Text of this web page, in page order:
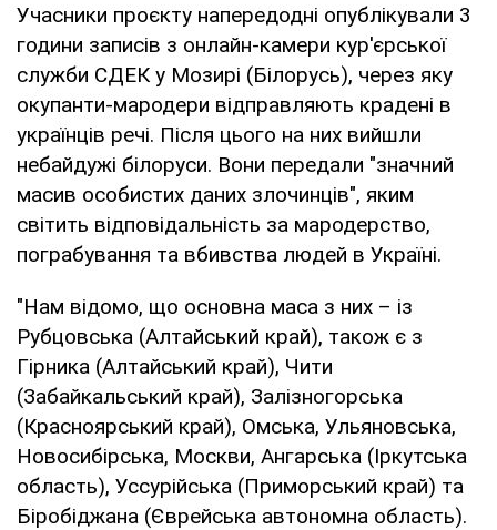
Учасники проєкту напередодні опублікували 3
години записів з онлайн-камери кур'єрської
служби CДЕК у Мозирі (Білорусь), через яку
окупанти-мародери відправляють крадені в
українців речі. Після цього на них вийшли
небайдужі білоруси. Вони передали "значний
масив особистих даних злочинців", яким
світить відповідальність за мародерство,
пограбування та вбивства людей в Україні.
"Нам відомо, що основна маса з них – із
Рубцовська (Алтайський край), також є з
Гірника (Алтайський край), Чити
(Забайкальський край), Залізногорська
(Красноярський край), Омська, Ульяновська,
Новосибірська, Москви, Ангарська (Іркутська
область), Уссурійська (Приморський край) та
Біробіджана (Єврейська автономна область).